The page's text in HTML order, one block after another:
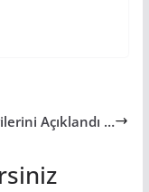
Açıklandı …